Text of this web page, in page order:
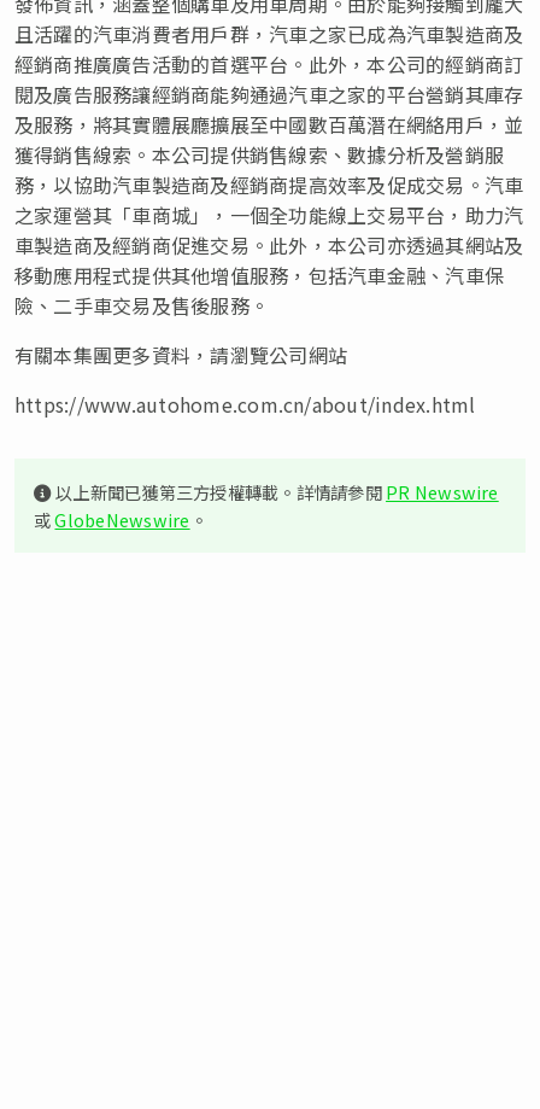
且活躍的汽車消費者用戶群，汽車之家已成為汽車製造商及
經銷商推廣廣告活動的首選平台。此外，本公司的經銷商訂
閱及廣告服務讓經銷商能夠通過汽車之家的平台營銷其庫存
及服務，將其實體展廳擴展至中國數百萬潛在網絡用戶，並
獲得銷售線索。本公司提供銷售線索、數據分析及營銷服
務，以協助汽車製造商及經銷商提高效率及促成交易。汽車
之家運營其「車商城」，一個全功能線上交易平台，助力汽
車製造商及經銷商促進交易。此外，本公司亦透過其網站及
移動應用程式提供其他增值服務，包括汽車金融、汽車保
險、二手車交易及售後服務。
有關本集團更多資料，請瀏覽公司網站
https://www.autohome.com.cn/about/index.html
以上新聞已獲第三方授權轉載。詳情請參閱PR Newswire
或GlobeNewswire 。